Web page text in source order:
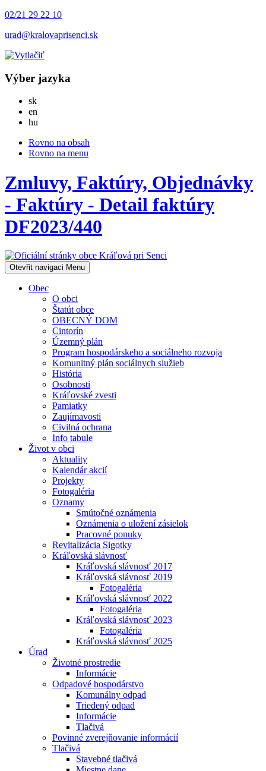
02/21 29 22 10
urad@kralovaprisenci.sk
Výber jazyka
skSlovensky
en
hu
Rovno na obsah
Rovno na menu
Zmluvy, Faktúry, Objednávky
- Faktúry - Detail faktúry
DF2023/440
Otevřit navigaci Menu
Obec
O obci
Štatút obce
OBECNÝ DOM
Cintorín
Územný plán
Program hospodárskeho a sociálneho rozvoja
Komunitný plán sociálnych služieb
História
Osobnosti
Kráľovské zvesti
Pamiatky
Zaujímavosti
Civilná ochrana
Info tabule
Život v obci
Aktuality
Kalendár akcií
Projekty
Fotogaléria
Oznamy
Smútočné oznámenia
Oznámenia o uložení zásielok
Pracovné ponuky
Revitalizácia Sigotky
Kráľovská slávnosť
Kráľovská slávnosť 2017
Kráľovská slávnosť 2019
Fotogaléria
Kráľovská slávnosť 2022
Fotogaléria
Kráľovská slávnosť 2023
Fotogaléria
Kráľovská slávnosť 2025
Úrad
Životné prostredie
Informácie
Odpadové hospodárstvo
Komunálny odpad
Triedený odpad
Informácie
Tlačivá
Povinné zverejňovanie informácií
Tlačivá
Stavebné tlačivá